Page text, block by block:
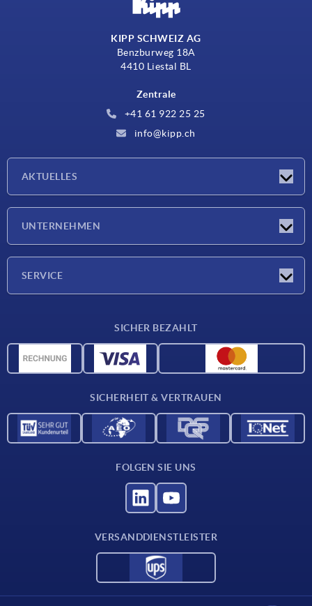
KIPP SCHWEIZ AG
Benzburweg 18A
4410 Liestal BL
Zentrale
+41 61 922 25 25
info@kipp.ch
AKTUELLES
UNTERNEHMEN
SERVICE
CAD-Daten
SICHER BEZAHLT
SICHERHEIT & VERTRAUEN
FOLGEN SIE UNS
VERSANDDIENSTLEISTER